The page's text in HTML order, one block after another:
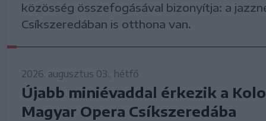
közösség összefogásával bizonyítja: a
Csíkszeredában is otthona van.
2026. augusztus 03., hétfő
Újabb miniévaddal érkezik a
Magyar Opera Csíkszeredába